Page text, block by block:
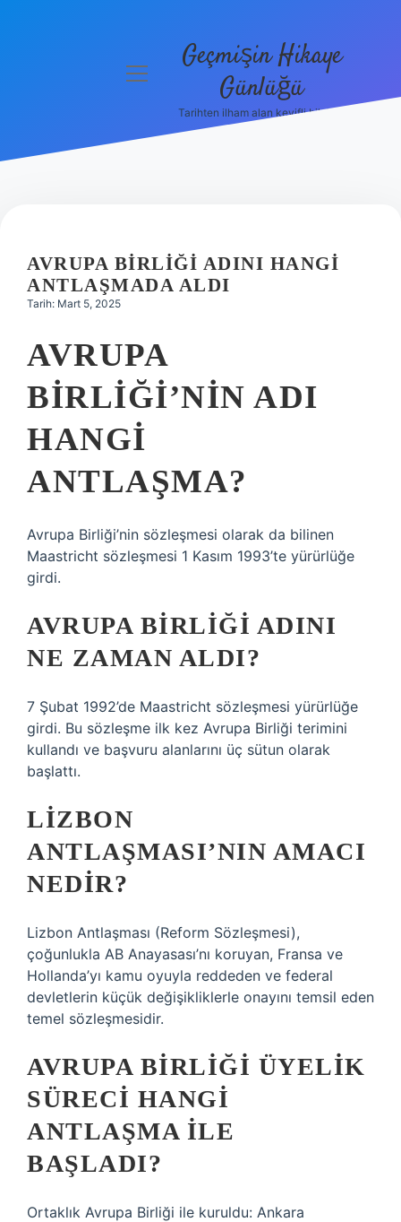
Hakkımızda
menüyü
Geçmişin Hikaye
Günlüğü
Tarihten ilham alan keyifli bilgiler!
AVRUPA BIRLIĞI ADINI HANGI
ANTLAŞMADA ALDI
Tarih: Mart 5, 2025
AVRUPA
BIRLIĞI’NIN ADI
HANGI
ANTLAŞMA?
Avrupa Birliği’nin sözleşmesi olarak da bilinen
Maastricht sözleşmesi 1 Kasım 1993’te yürürlüğe
girdi.
AVRUPA BIRLIĞI ADINI
NE ZAMAN ALDI?
7 Şubat 1992’de Maastricht sözleşmesi yürürlüğe
girdi. Bu sözleşme ilk kez Avrupa Birliği terimini
kullandı ve başvuru alanlarını üç sütun olarak
başlattı.
LIZBON
ANTLAŞMASI’NIN AMACI
NEDIR?
Lizbon Antlaşması (Reform Sözleşmesi),
çoğunlukla AB Anayasası’nı koruyan, Fransa ve
Hollanda’yı kamu oyuyla reddeden ve federal
devletlerin küçük değişikliklerle onayını temsil eden
temel sözleşmesidir.
AVRUPA BIRLIĞI ÜYELIK
SÜRECI HANGI
ANTLAŞMA ILE
BAŞLADI?
Ortaklık Avrupa Birliği ile kuruldu: Ankara